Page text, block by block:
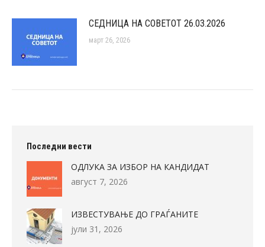
СЕДНИЦА НА СОВЕТОТ 26.03.2026
март 26, 2026
Последни вести
ОДЛУКА ЗА ИЗБОР НА КАНДИДАТ
август 7, 2026
ИЗВЕСТУВАЊЕ ДО ГРАЃАНИТЕ
јули 31, 2026